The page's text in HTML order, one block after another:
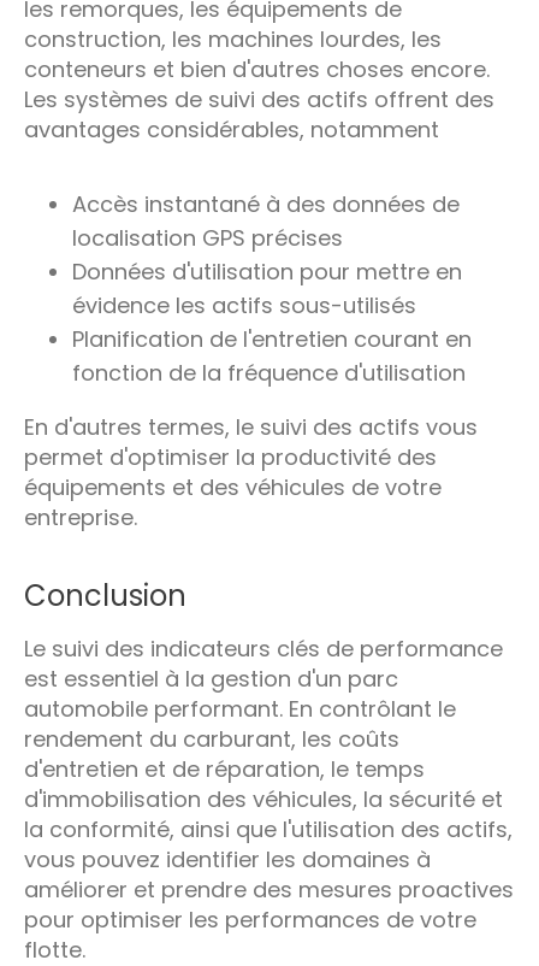
les remorques, les équipements de
construction, les machines lourdes, les
conteneurs et bien d'autres choses encore.
Les systèmes de suivi des actifs offrent des
avantages considérables, notamment
Accès instantané à des données de
localisation GPS précises
Données d'utilisation pour mettre en
évidence les actifs sous-utilisés
Planification de l'entretien courant en
fonction de la fréquence d'utilisation
En d'autres termes, le suivi des actifs vous
permet d'optimiser la productivité des
équipements et des véhicules de votre
entreprise.
Conclusion
Le suivi des indicateurs clés de performance
est essentiel à la gestion d'un parc
automobile performant. En contrôlant le
rendement du carburant, les coûts
d'entretien et de réparation, le temps
d'immobilisation des véhicules, la sécurité et
la conformité, ainsi que l'utilisation des actifs,
vous pouvez identifier les domaines à
améliorer et prendre des mesures proactives
pour optimiser les performances de votre
flotte.